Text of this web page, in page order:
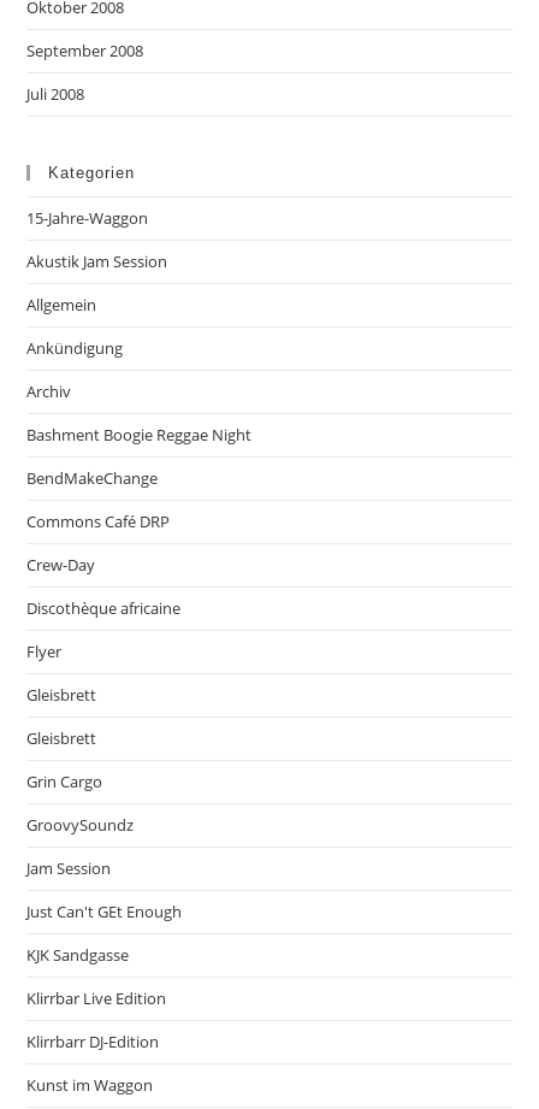
Oktober 2008
September 2008
Juli 2008
Kategorien
15-Jahre-Waggon
Akustik Jam Session
Allgemein
Ankündigung
Archiv
Bashment Boogie Reggae Night
BendMakeChange
Commons Café DRP
Crew-Day
Discothèque africaine
Flyer
Gleisbrett
Gleisbrett
Grin Cargo
GroovySoundz
Jam Session
Just Can't GEt Enough
KJK Sandgasse
Klirrbar Live Edition
Klirrbarr DJ-Edition
Kunst im Waggon